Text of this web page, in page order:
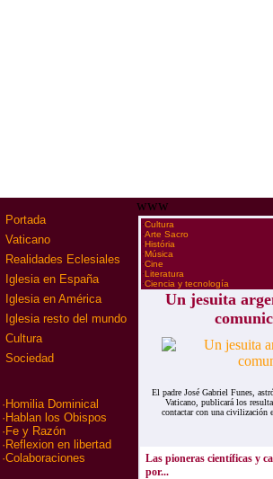
Portada
Vaticano
Realidades Eclesiales
Iglesia en España
Iglesia en América
Iglesia resto del mundo
Cultura
Sociedad
· Homilia Dominical
· Hablan los Obispos
· Fe y Razón
· Reflexion en libertad
·Colaboraciones
www
·Cultura
·Arte Sacro
·História
·Música
·Cine
·Literatura
·Ciencia y tecnología
Un jesuita
El padre José Gabriel Funes,
Vaticano, publicará los
contactar con una civilización
Las pioneras científicas y
por...